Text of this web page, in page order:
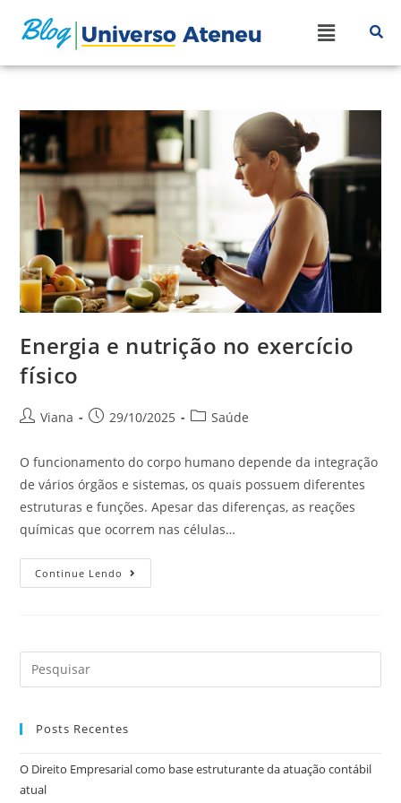
Energia e nutrição no exercício
físico
Viana 29/10/2025 Saúde
O funcionamento do corpo humano depende da integração
de vários órgãos e sistemas, os quais possuem diferentes
estruturas e funções. Apesar das diferenças, as reações
químicas que ocorrem nas células…
Continue Lendo
Posts Recentes
O Direito Empresarial como base estruturante da atuação contábil
atual